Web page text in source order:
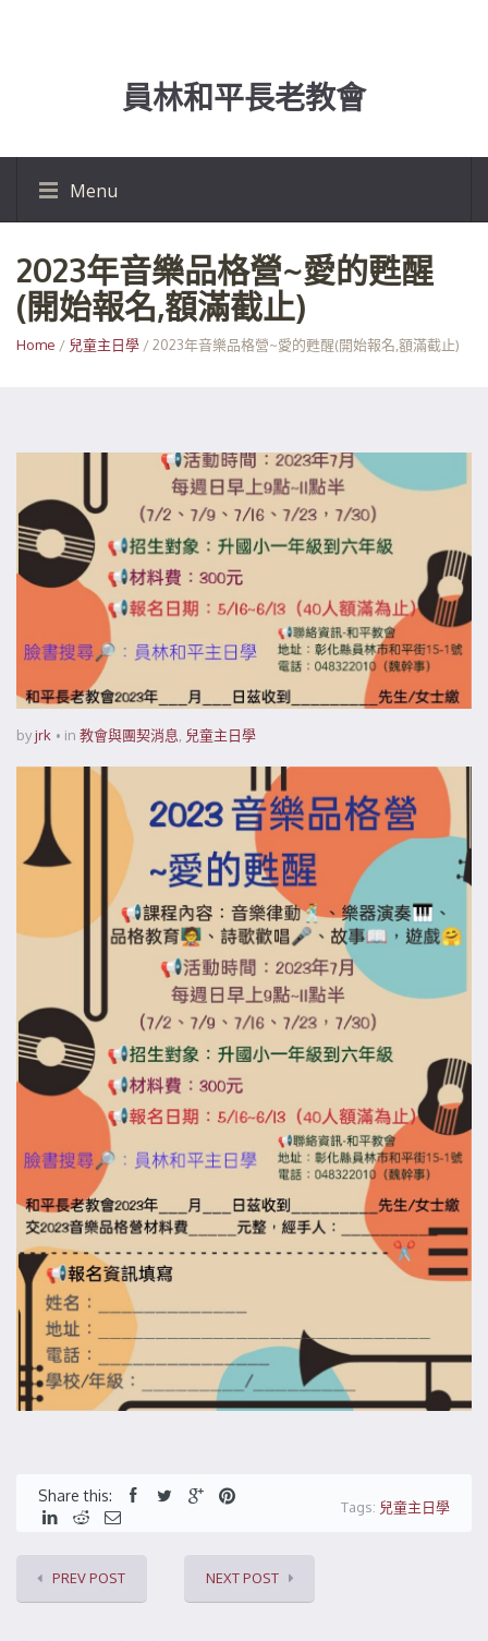
員林和平長老教會
Menu
2023年音樂品格營~愛的甦醒
(開始報名,額滿截止)
Home / 兒童主日學 / 2023年音樂品格營~愛的甦醒(開始報名,額滿截止)
byjrk in 教會與團契消息, 兒童主日學
Share this:
Tags: 兒童主日學
PREV POST NEXT POST